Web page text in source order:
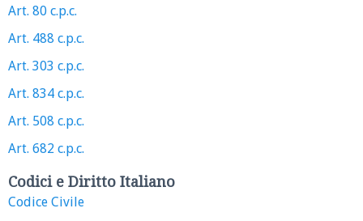
Art. 80 c.p.c.
Art. 488 c.p.c.
Art. 303 c.p.c.
Art. 834 c.p.c.
Art. 508 c.p.c.
Art. 682 c.p.c.
Codici e Diritto Italiano
Codice Civile